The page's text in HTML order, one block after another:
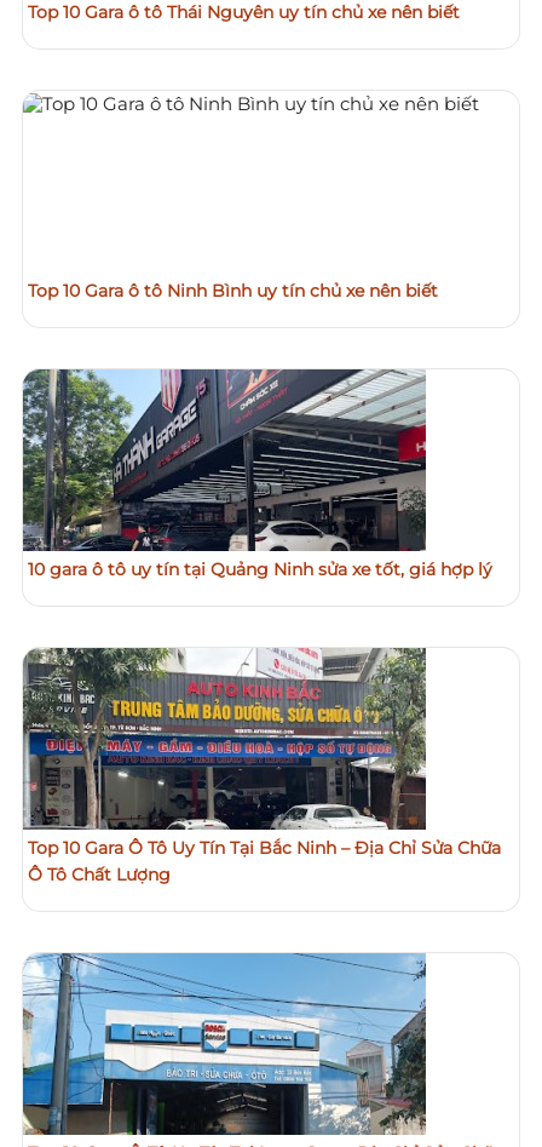
Top 10 Gara ô tô Thái Nguyên uy tín chủ xe nên biết
Top 10 Gara ô tô Ninh Bình uy tín chủ xe nên biết
10 gara ô tô uy tín tại Quảng Ninh sửa xe tốt, giá hợp lý
Top 10 Gara Ô Tô Uy Tín Tại Bắc Ninh – Địa Chỉ Sửa Chữa
Ô Tô Chất Lượng